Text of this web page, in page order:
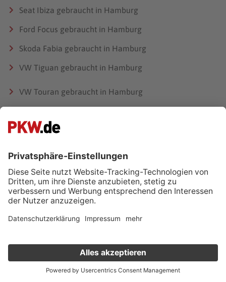
Seat Ibiza gebraucht in Hamburg
Ford Focus gebraucht in Hamburg
Skoda Fabia gebraucht in Hamburg
VW Tiguan gebraucht in Hamburg
VW Touran gebraucht in Hamburg
Audi A1 gebraucht in Hamburg
Nissan Qashqai gebraucht in Hamburg
Ford Fiesta gebraucht in Hamburg
Opel Corsa gebraucht in Hamburg
Fiat 500 gebraucht in Hamburg
Opel Insignia in Hamburg
Verkauf deinen Gebrauchten online